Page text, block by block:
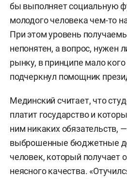
бы выполняет социальную
молодого человека чем-то
При этом уровень
непонятен, а вопрос, нужен
рынку, в принципе мало кого
подчеркнул помощник
Мединский считает, что
платит государство и
ним никаких обязательств,
выброшенные бюджетные
человек, который получает
неясного качества.